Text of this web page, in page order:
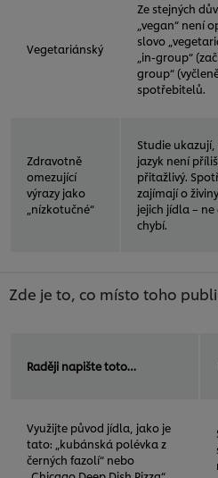
Vegetariánský
Ze stejných
„vegan“ není
slovo
„in-group“
group“
spotřebitelů.
Zdravotně
omezující
výrazy jako
„nízkotučné“
Studie
jazyk není příliš
přitažlivý.
zajímají o
jejich jídla –
chybí.
Zde je to, co místo toho
Raději napište toto…
Využijte původ jídla, jako je
tato: „kubánská polévka z
černých fazolí“ nebo